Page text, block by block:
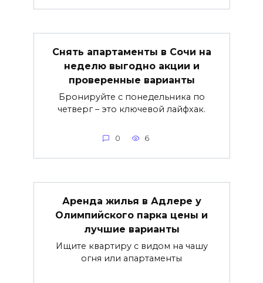
Снять апартаменты в Сочи на
неделю выгодно акции и
проверенные варианты
Бронируйте с понедельника по
четверг – это ключевой лайфхак.
0 6
Аренда жилья в Адлере у
Олимпийского парка цены и
лучшие варианты
Ищите квартиру с видом на чашу
огня или апартаменты